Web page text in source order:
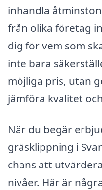
inhandla
från olika företag
dig för vem som
inte bara
möjliga pris, utan
jämföra kvalitet
När du begär
gräsklippning i
chans att
nivåer. Här är